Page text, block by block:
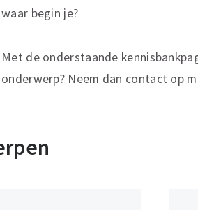
waar begin je?
Met de onderstaande
onderwerp? Neem dan contact op